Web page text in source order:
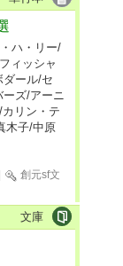
ハ・リー/
ィッシャ
ール/セ
ズ/アーニ
リン・テ
木子/中原
創元sf文
文庫